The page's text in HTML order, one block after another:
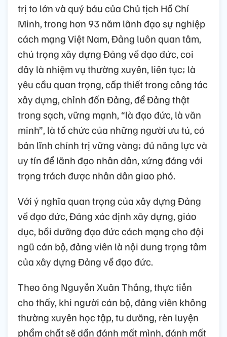
trị to lớn và quý báu của Chủ tịch Hồ Chí
Minh, trong hơn 93 năm lãnh đạo sự nghiệp
cách mạng Việt Nam, Đảng luôn quan tâm,
chú trọng xây dựng Đảng về đạo đức, coi
đây là nhiệm vụ thường xuyên, liên tục; là
yêu cầu quan trọng, cấp thiết trong công tác
xây dựng, chỉnh đốn Đảng, để Đảng thật
trong sạch, vững mạnh, “là đạo đức, là văn
minh”, là tổ chức của những người ưu tú, có
bản lĩnh chính trị vững vàng; đủ năng lực và
uy tín để lãnh đạo nhân dân, xứng đáng với
trọng trách được nhân dân giao phó.
Với ý nghĩa quan trọng của xây dựng Đảng
về đạo đức, Đảng xác định xây dựng, giáo
dục, bồi dưỡng đạo đức cách mạng cho đội
ngũ cán bộ, đảng viên là nội dung trọng tâm
của xây dựng Đảng về đạo đức.
Theo ông Nguyễn Xuân Thắng, thực tiễn
cho thấy, khi người cán bộ, đảng viên không
thường xuyên học tập, tu dưỡng, rèn luyện
phẩm chất sẽ dần đánh mất mình, đánh mất